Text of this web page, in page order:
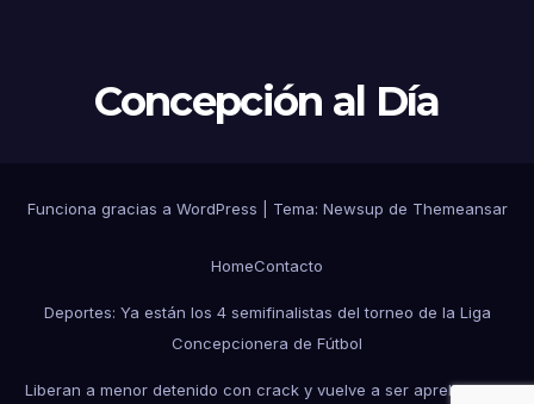
Concepción al Día
Funciona gracias a WordPress Tema: Newsup de Themeansar
HomeContacto
Deportes: Ya están los 4 semifinalistas del torneo de la Liga
Concepcionera de Fútbol
Liberan a menor detenido con crack y vuelve a ser aprehendido